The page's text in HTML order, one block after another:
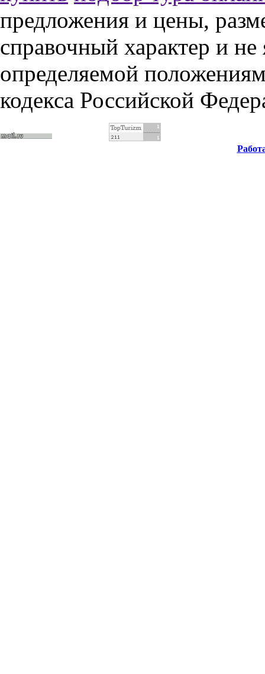
предложения и цены,
справочный характер и
определяемой
кодекса Российской